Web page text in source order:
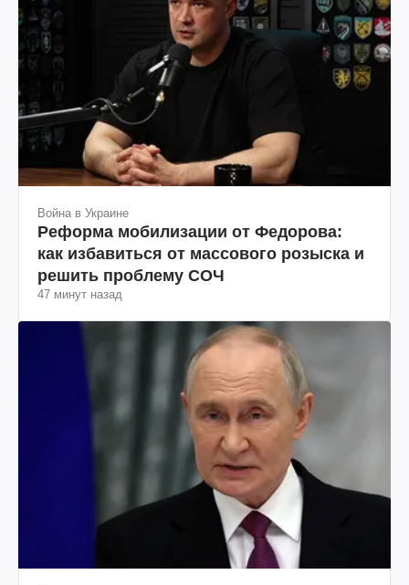
Война в Украине
Реформа мобилизации от Федорова:
как избавиться от массового розыска и
решить проблему СОЧ
47 минут назад